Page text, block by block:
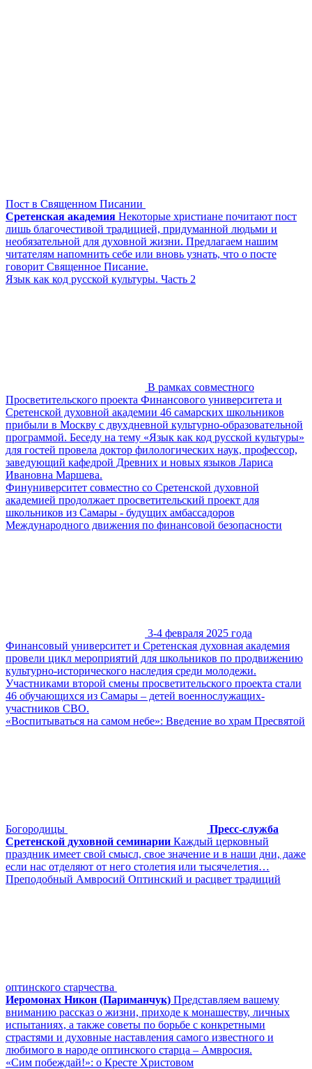
Пост в Священном Писании
Сретенская академия Некоторые христиане почитают пост
лишь благочестивой традицией, придуманной людьми и
необязательной для духовной жизни. Предлагаем нашим
читателям напомнить себе или вновь узнать, что о посте
говорит Священное Писание.
Язык как код русской культуры. Часть 2
В рамках совместного
Просветительского проекта Финансового университета и
Сретенской духовной академии 46 самарских школьников
прибыли в Москву с двухдневной культурно-образовательной
программой. Беседу на тему «Язык как код русской культуры»
для гостей провела доктор филологических наук, профессор,
заведующий кафедрой Древних и новых языков Лариса
Ивановна Маршева.
Финуниверситет совместно со Сретенской духовной
академией продолжает просветительский проект для
школьников из Самары - будущих амбассадоров
Международного движения по финансовой безопасности
3-4 февраля 2025 года
Финансовый университет и Сретенская духовная академия
провели цикл мероприятий для школьников по продвижению
культурно-исторического наследия среди молодежи.
Участниками второй смены просветительского проекта стали
46 обучающихся из Самары – детей военнослужащих-
участников СВО.
«Воспитываться на самом небе»: Введение во храм Пресвятой
Богородицы
Пресс-служба
Сретенской духовной семинарии Каждый церковный
праздник имеет свой смысл, свое значение и в наши дни, даже
если нас отделяют от него столетия или тысячелетия…
Преподобный Амвросий Оптинский и расцвет традиций
оптинского старчества
Иеромонах Никон (Париманчук) Представляем вашему
вниманию рассказ о жизни, приходе к монашеству, личных
испытаниях, а также советы по борьбе с конкретными
страстями и духовные наставления самого известного и
любимого в народе оптинского старца – Амвросия.
«Сим побеждай!»: о Кресте Христовом